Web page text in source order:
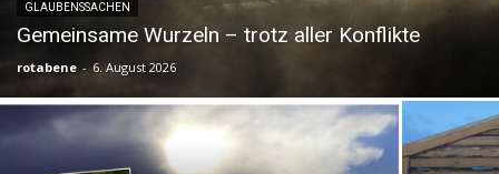
GLAUBENSSACHEN
Gemeinsame Wurzeln – trotz aller Konflikte
rotabene - 6. August 2026